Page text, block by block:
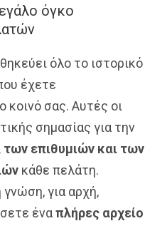
όγκο
όλο το ιστορικό
έχετε
κοινό σας. Αυτές οι
σημασίας για την
επιθυμιών και των
κάθε πελάτη.
για αρχή,
έναπλήρες αρχείο